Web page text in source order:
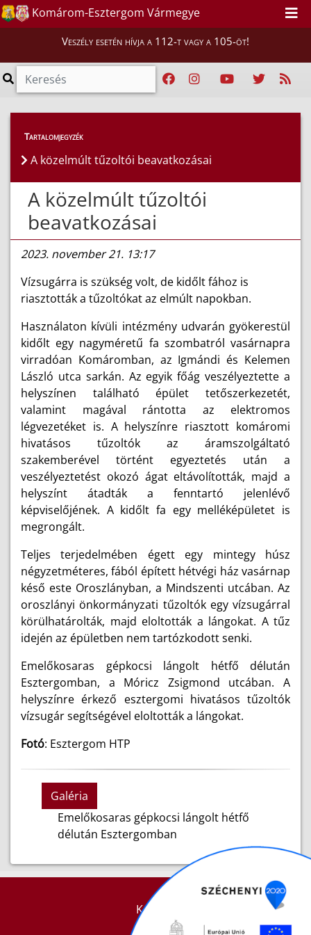
Komárom-Esztergom Vármegye
Veszély esetén hívja a 112-t vagy a 105-öt!
Híreink > Hírek
Tartalomjegyzék
A közelmúlt tűzoltói beavatkozásai
A közelmúlt tűzoltói
beavatkozásai
2023. november 21. 13:17
Vízsugárra is szükség volt, de kidőlt fához is
riasztották a tűzoltókat az elmúlt napokban.
Használaton kívüli intézmény udvarán gyökerestül
kidőlt egy nagyméretű fa szombatról vasárnapra
virradóan Komáromban, az Igmándi és Kelemen
László utca sarkán. Az egyik főág veszélyeztette a
helyszínen található épület tetőszerkezetét,
valamint magával rántotta az elektromos
légvezetéket is. A helyszínre riasztott komáromi
hivatásos tűzoltók az áramszolgáltató
szakemberével történt egyeztetés után a
veszélyeztetést okozó ágat eltávolították, majd a
helyszínt átadták a fenntartó jelenlévő
képviselőjének. A kidőlt fa egy melléképületet is
megrongált.
Teljes terjedelmében égett egy mintegy húsz
négyzetméteres, fából épített hétvégi ház vasárnap
késő este Oroszlányban, a Mindszenti utcában. Az
oroszlányi önkormányzati tűzoltók egy vízsugárral
körülhatárolták, majd eloltották a lángokat. A tűz
idején az épületben nem tartózkodott senki.
Emelőkosaras gépkocsi lángolt hétfő délután
Esztergomban, a Móricz Zsigmond utcában. A
helyszínre érkező esztergomi hivatásos tűzoltók
vízsugár segítségével eloltották a lángokat.
Fotó: Esztergom HTP
Galéria
Emelőkosaras gépkocsi lángolt hétfő
délután Esztergomban
KAPCSOLAT